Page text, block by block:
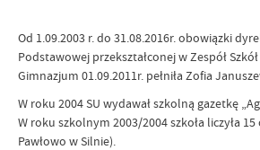
Od 1.09.2003 r. do 31.08.2016r. obowiązki
Podstawowej przekształconej w Zespół
Gimnazjum 01.09.2011r. pełniła Zofia
W roku 2004 SU wydawał szkolną gazetkę
W roku szkolnym 2003/2004 szkoła liczyła 15
Pawłowo w Silnie).